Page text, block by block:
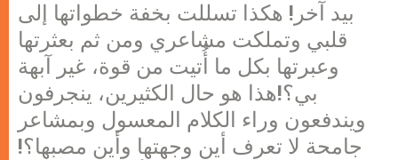
بيد آخر! هكذا تسللت بخفة خطواتها إلى
قلبي وتملكت مشاعري ومن ثم بعثرتها
وعبرتها بكل ما أُتيت من قوة، غير آبهة
بي؟!هذا هو حال الكثيرين، ينجرفون
ويندفعون وراء الكلام المعسول وبمشاعر
جامحة لا تعرف أين وجهتها وأين مصبها؟!